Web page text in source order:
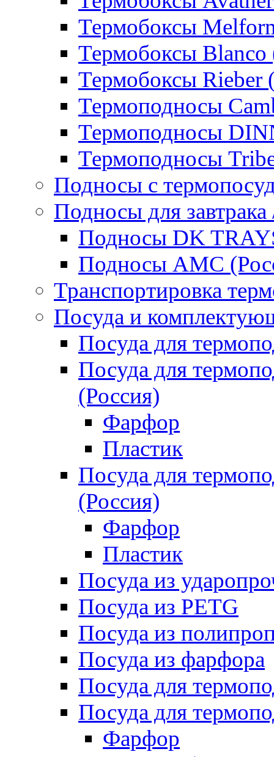
Термобоксы
Термобоксы Blanco
Термобоксы Rieber
Термоподносы
Термоподносы
Термоподносы
Подносы с
Подносы для завтрака
Подносы DK
Подносы AMC
Транспортировка
Посуда и
Посуда для
Посуда для
(Россия)
Фарфор
Пластик
Посуда для
(Россия)
Фарфор
Пластик
Посуда из
Посуда из PETG
Посуда из
Посуда из фарфора
Посуда для
Посуда для
Фарфор